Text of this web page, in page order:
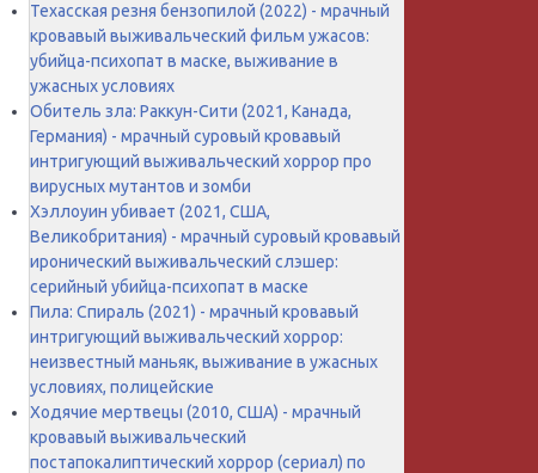
Техасская резня бензопилой (2022) - мрачный
кровавый выживальческий фильм ужасов:
убийца-психопат в маске, выживание в
ужасных условиях
Обитель зла: Раккун-Сити (2021, Канада,
Германия) - мрачный суровый кровавый
интригующий выживальческий хоррор про
вирусных мутантов и зомби
Хэллоуин убивает (2021, США,
Великобритания) - мрачный суровый кровавый
иронический выживальческий слэшер:
серийный убийца-психопат в маске
Пила: Спираль (2021) - мрачный кровавый
интригующий выживальческий хоррор:
неизвестный маньяк, выживание в ужасных
условиях, полицейские
Ходячие мертвецы (2010, США) - мрачный
кровавый выживальческий
постапокалиптический хоррор (сериал) по